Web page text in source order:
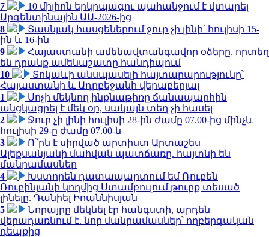
7
10 միլիոն երկրպագու պահանջում է վտարել
Արգենտինային ԱԱ-2026-ից
8
Տասնյակ հասցեներում ջուր չի լինի՝ հուլիսի 15-
ին և 16-ին
9
Հայաստանի ամենավտանգավոր օձերը. որտեղ
են դրանք ամենաշատը հանդիպում
10
Տոկաևի անսպասելի հայտարարությունը՝
Հայաստանի և Ադրբեջանի վերաբերյալ
1
Սոչի մեկնող ինքնաթիռը ճանապարհին
անցկացրել է մեկ օր, սակայն տեղ չի հասել
2
Ջուր չի լինի հուլիսի 28-ին ժամը 07.00-ից մինչև
հուլիսի 29-ը ժամը 07.00-ն
3
Ո՞րն է սիրված արտիստ Արտաշես
Ալեքսանյանի մահվան պատճառը. հայտնի են
մանրամասներ
4
Խստորեն դատապարտում եմ Ռուբեն
Ռուբինյանի կողմից Ստամբուլում թուրք տեսած
լինելը. Դանիել Իոաննիսյան
5
Նորայրը մեկնել էր հանգստի, արդեն
վերադառնում է. նոր մանրամասներ՝ ողբերգական
դեպքից